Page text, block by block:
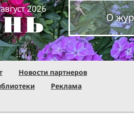
2026
О
Новости партнеров
Реклама